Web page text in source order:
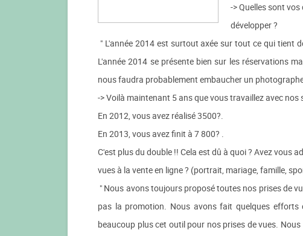
-> Quelles sont
développer ?
" L'année 2014 est surtout axée sur tout ce qui tient
L'année 2014 se présente bien sur les réservations
nous faudra probablement embaucher un
-> Voilà maintenant 5 ans que vous travaillez avec nos
En 2012, vous avez réalisé 3500?.
En 2013, vous avez finit à 7 800? .
C'est plus du double !! Cela est dû à quoi ? Avez vous
vues à la vente en ligne ? (portrait, mariage, famille,
" Nous avons toujours proposé toutes nos prises de
pas la promotion. Nous avons fait quelques
beaucoup plus cet outil pour nos prises de vues.